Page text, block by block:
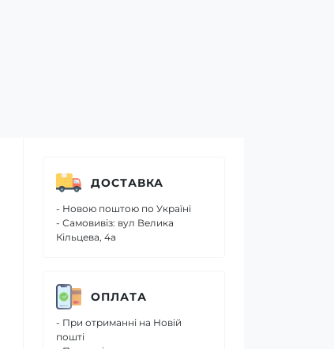
ДОСТАВКА
- Новою поштою по Україні
- Самовивіз: вул Велика
Кільцева, 4а
ОПЛАТА
- При отриманні на Новій
пошті